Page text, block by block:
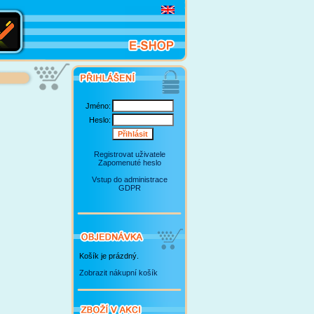
Jméno:
Heslo:
Registrovat uživatele
Zapomenuté heslo
Vstup do administrace
GDPR
Košík je prázdný.
Zobrazit nákupní košík